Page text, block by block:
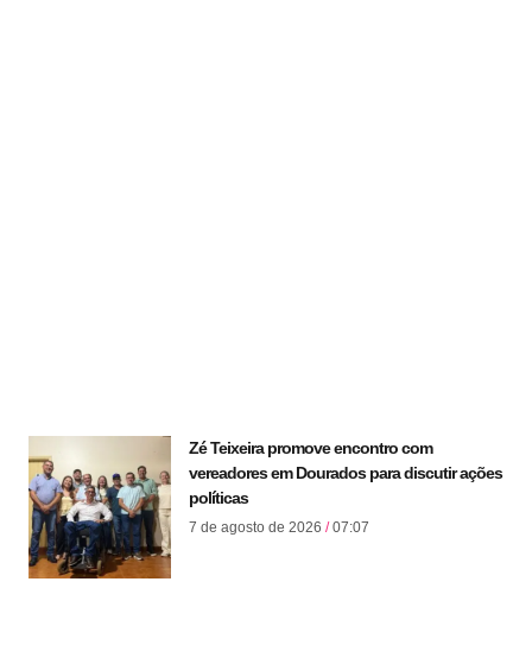
Zé Teixeira promove encontro com
vereadores em Dourados para discutir ações
políticas
7 de agosto de 2026 07:07